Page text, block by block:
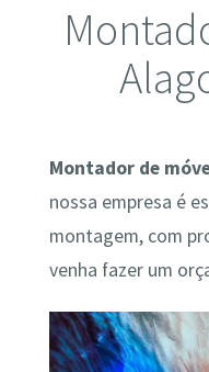
Montador de
nossa empresa é
montagem, com
venha fazer um